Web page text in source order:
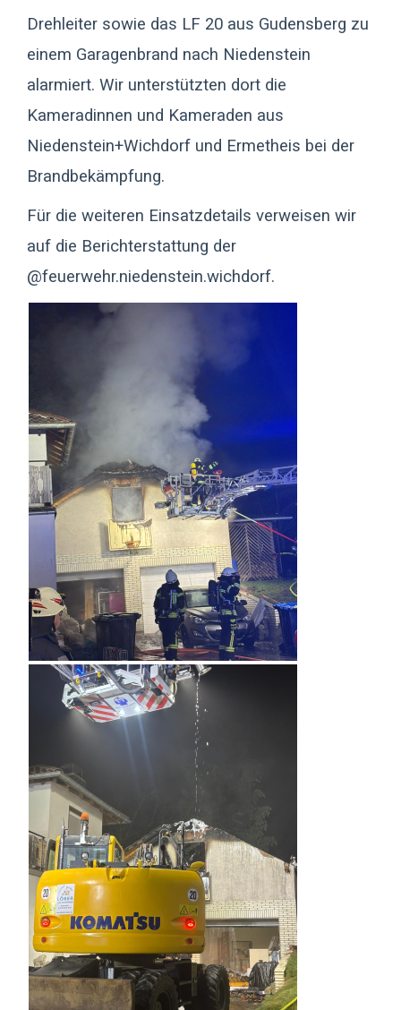
Drehleiter sowie das LF 20 aus Gudensberg zu
einem Garagenbrand nach Niedenstein
alarmiert. Wir unterstützten dort die
Kameradinnen und Kameraden aus
Niedenstein+Wichdorf und Ermetheis bei der
Brandbekämpfung.
Für die weiteren Einsatzdetails verweisen wir
auf die Berichterstattung der
@feuerwehr.niedenstein.wichdorf.